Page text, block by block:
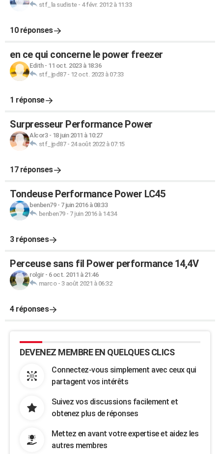
stf_la sudiste- 4 févr. 2012 à 11:33
10 réponses
en ce qui concerne le power freezer
Edith- 11 oct. 2023 à 18:36
stf_jpd87- 12 oct. 2023 à 07:33
1 réponse
Surpresseur Performance Power
Alcor3- 18 juin 2011 à 10:27
stf_jpd87- 24 août 2022 à 07:15
17 réponses
Tondeuse Performance Power LC45
benben79- 7 juin 2016 à 08:33
benben79- 7 juin 2016 à 14:34
3 réponses
Perceuse sans fil Power performance 14,4V
rolgir- 6 oct. 2011 à 21:46
marco- 3 août 2021 à 06:32
4 réponses
DEVENEZ MEMBRE EN QUELQUES CLICS
Connectez-vous simplement avec ceux qui
partagent vos intérêts
Suivez vos discussions facilement et
obtenez plus de réponses
Mettez en avant votre expertise et aidez les
autres membres